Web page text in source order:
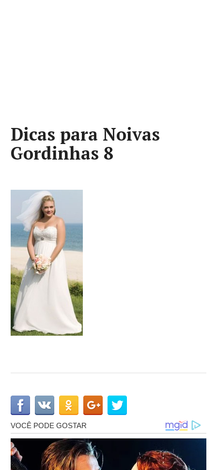
Dicas para Noivas
Gordinhas 8